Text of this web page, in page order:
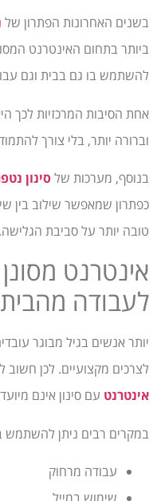
בשנים האחרונות הפתרון של
ביותר בתחום האינטרנט
להשתמש בו גם בבית וגם
אחת הסיבות המרכזיות לכך
וברורה יותר, בלי צורך
בנוסף, מערכות שלסינון
כפתרון שמאפשר שילוב בין
טובה יותר על סביבת הגלישה.
אינטרנט
לעבודה מהבית
יותר אנשים בגיל מבוגר
לצרכים מקצועיים. לכן חשוב
אינטרנט עם סינון אינם
במקרים רבים ניתן להשתמש
עבודה מרחוק